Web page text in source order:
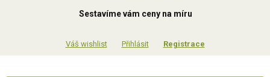
Sestavíme vám ceny na míru
Přihlásit Registrace